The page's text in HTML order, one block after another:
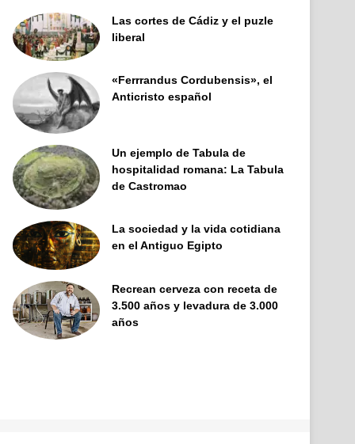
Las cortes de Cádiz y el puzle
liberal
«Ferrrandus Cordubensis», el
Anticristo español
Un ejemplo de Tabula de
hospitalidad romana: La Tabula
de Castromao
La sociedad y la vida cotidiana
en el Antiguo Egipto
Recrean cerveza con receta de
3.500 años y levadura de 3.000
años